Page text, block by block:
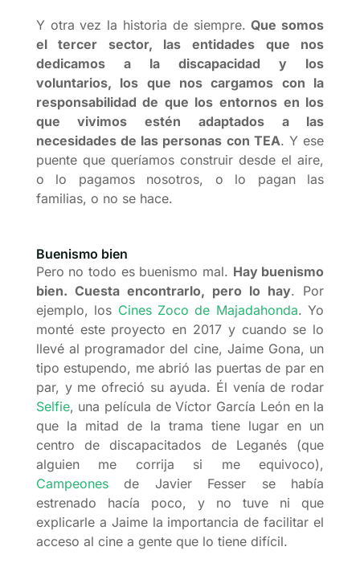
Y otra vez la historia de siempre.Que somos
el tercer sector, las entidades que nos
dedicamos a la discapacidad y los
voluntarios, los que nos cargamos con la
responsabilidad de que los entornos en los
que vivimos estén adaptados a las
necesidades de las personas con TEA. Y ese
puente que queríamos construir desde el aire,
o lo pagamos nosotros, o lo pagan las
familias, o no se hace.
Buenismo bien
Pero no todo es buenismo mal. Hay buenismo
bien. Cuesta encontrarlo, pero lo hay. Por
ejemplo, los Cines Zoco de Majadahonda. Yo
monté este proyecto en 2017 y cuando se lo
llevé al programador del cine, Jaime Gona, un
tipo estupendo, me abrió las puertas de par en
par, y me ofreció su ayuda. Él venía de rodar
Selfie, una película de Víctor García León en la
que la mitad de la trama tiene lugar en un
centro de discapacitados de Leganés (que
alguien me corrija si me equivoco),
Campeonesde Javier Fesser se había
estrenado hacía poco, y no tuve ni que
explicarle a Jaime la importancia de facilitar el
acceso al cine a gente que lo tiene difícil.